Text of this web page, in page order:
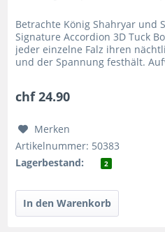
Betrachte König Shahryar und
Signature Accordion 3D Tuck
jeder einzelne Falz ihren
und der Spannung festhält.
chf 24.90
Merken
Artikelnummer: 50383
Lagerbestand:
2